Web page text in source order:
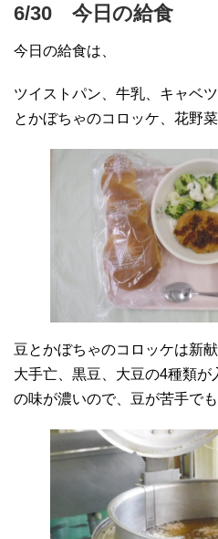
6/30 今日の給食
今日の給食は、
ツイストパン、牛乳、キャベ
とかぼちゃのコロッケ、花野菜
豆とかぼちゃのコロッケは新
大手亡、黒豆、大豆の4種類が
の味が濃いので、豆が苦手で